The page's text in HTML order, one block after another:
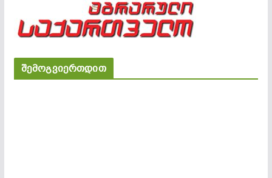
შემოგვიერთდით